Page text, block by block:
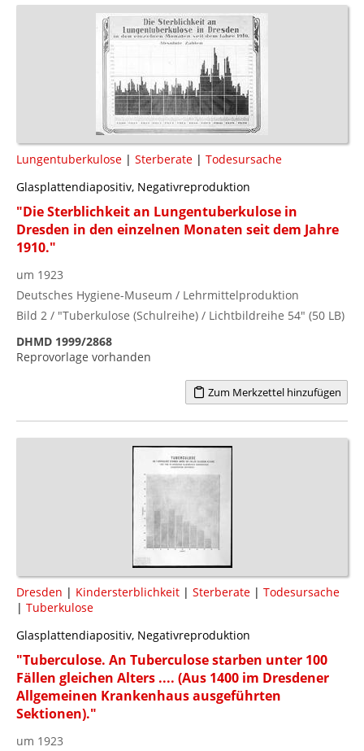
Lungentuberkulose | Sterberate | Todesursache
Glasplattendiapositiv, Negativreproduktion
"Die Sterblichkeit an Lungentuberkulose in
Dresden in den einzelnen Monaten seit dem Jahre
1910."
um 1923
Deutsches Hygiene-Museum / Lehrmittelproduktion
Bild 2 / "Tuberkulose (Schulreihe) / Lichtbildreihe 54" (50 LB)
DHMD 1999/2868
Reprovorlage vorhanden
Zum Merkzettel hinzufügen
Dresden | Kindersterblichkeit | Sterberate | Todesursache
| Tuberkulose
Glasplattendiapositiv, Negativreproduktion
"Tuberculose. An Tuberculose starben unter 100
Fällen gleichen Alters .... (Aus 1400 im Dresdener
Allgemeinen Krankenhaus ausgeführten
Sektionen)."
um 1923